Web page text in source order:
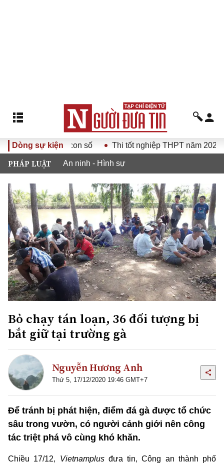
Dòng sự kiện
trưởng 2 con số Thi tốt nghiệp THPT năm 2026
PHÁP LUẬT An ninh - Hình sự
Bỏ chạy tán loạn, 36 đối tượng bị
bắt giữ tại trường gà
Nguyễn Hương Anh
Thứ 5, 17/12/2020 19:46 GMT+7
Để tránh bị phát hiện, điểm đá gà được tổ chức
sâu trong vườn, có người cảnh giới nên công
tác triệt phá vô cùng khó khăn.
Chiều 17/12, Vietnamplus đưa tin, Công an thành phố